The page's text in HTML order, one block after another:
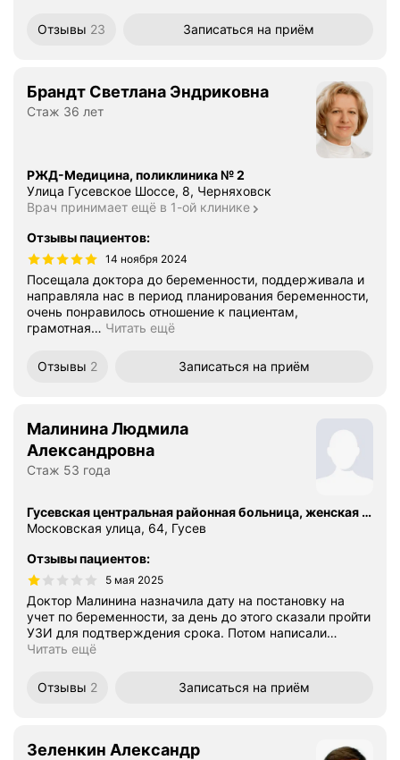
Отзывы 23 Записаться на приём
Брандт Светлана Эндриковна
Стаж 36 лет
РЖД-Медицина, поликлиника № 2
Улица Гусевское Шоссе, 8, Черняховск
Врач принимает ещё в 1-ой клинике
Отзывы пациентов:
14 ноября 2024
Посещала доктора до беременности, поддерживала и
направляла нас в период планирования беременности,
очень понравилось отношение к пациентам,
грамотная… Читать ещё
Отзывы 2 Записаться на приём
Малинина Людмила
Александровна
Стаж 53 года
Гусевская центральная районная больница, женская консультация
Московская улица, 64, Гусев
Отзывы пациентов:
5 мая 2025
Доктор Малинина назначила дату на постановку на
учет по беременности, за день до этого сказали пройти
УЗИ для подтверждения срока. Потом написали…
Читать ещё
Отзывы 2 Записаться на приём
Зеленкин Александр